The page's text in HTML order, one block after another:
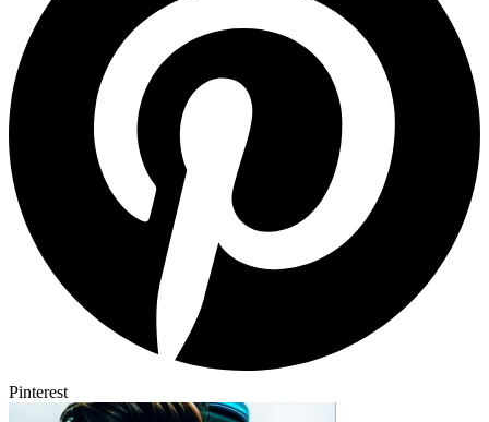
Pinterest